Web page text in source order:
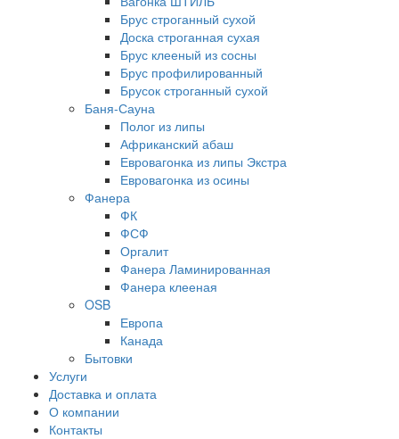
Брус строганный сухой
Доска строганная сухая
Брус клееный из сосны
Брус профилированный
Брусок строганный сухой
Баня-Сауна
Полог из липы
Африканский абаш
Евровагонка из липы Экстра
Евровагонка из осины
Фанера
ФК
ФСФ
Оргалит
Фанера Ламинированная
Фанера клееная
OSB
Европа
Канада
Бытовки
Услуги
Доставка и оплата
О компании
Контакты